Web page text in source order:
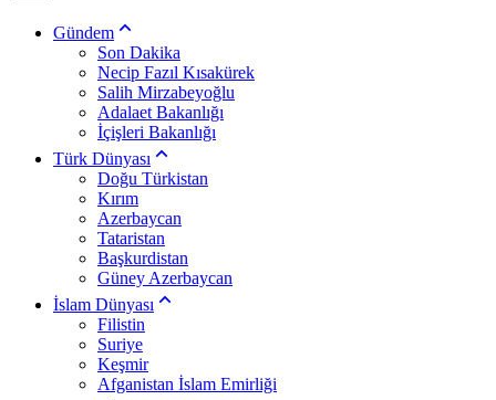
Gündem
Son Dakika
Necip Fazıl Kısakürek
Salih Mirzabeyoğlu
Adalaet Bakanlığı
İçişleri Bakanlığı
Türk Dünyası
Doğu Türkistan
Kırım
Azerbaycan
Tataristan
Başkurdistan
Güney Azerbaycan
İslam Dünyası
Filistin
Suriye
Keşmir
Afganistan İslam Emirliği